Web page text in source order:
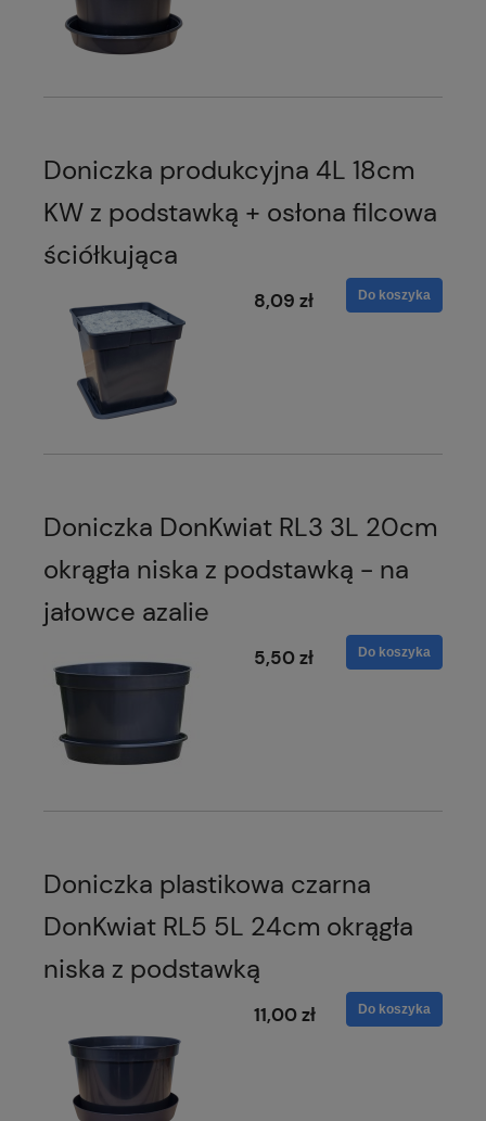
Doniczka produkcyjna 4L 18cm
KW z podstawką + osłona filcowa
ściółkująca
8,09 zł Do koszyka
Doniczka DonKwiat RL3 3L 20cm
okrągła niska z podstawką - na
jałowce azalie
5,50 zł Do koszyka
Doniczka plastikowa czarna
DonKwiat RL5 5L 24cm okrągła
niska z podstawką
11,00 zł Do koszyka